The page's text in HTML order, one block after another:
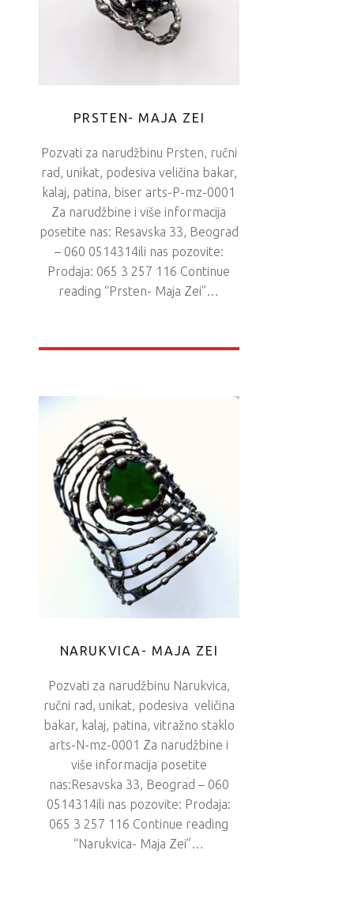
PRSTEN- MAJA ZEI
Pozvati za narudžbinu Prsten, ručni
rad, unikat, podesiva veličina bakar,
kalaj, patina, biser arts-P-mz-0001
Za narudžbine i više informacija
posetite nas: Resavska 33, Beograd
– 060 0514314ili nas pozovite:
Prodaja: 065 3 257 116 Continue
reading “Prsten- Maja Zei”…
NARUKVICA- MAJA ZEI
Pozvati za narudžbinu Narukvica,
ručni rad, unikat, podesiva veličina
bakar, kalaj, patina, vitražno staklo
arts-N-mz-0001 Za narudžbine i
više informacija posetite
nas:Resavska 33, Beograd – 060
0514314ili nas pozovite: Prodaja:
065 3 257 116 Continue reading
“Narukvica- Maja Zei”…